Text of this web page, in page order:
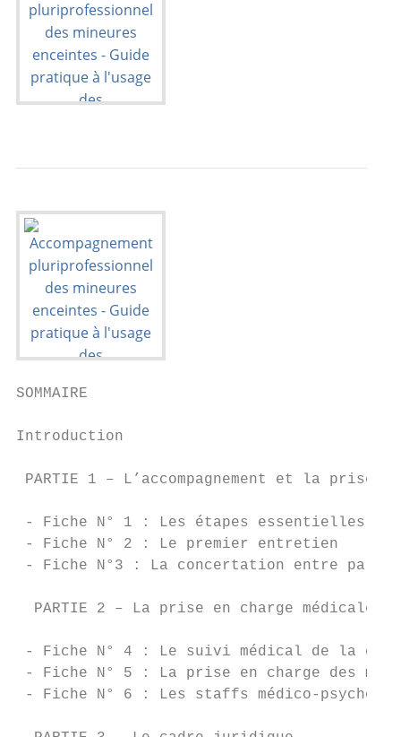
SOMMAIRE
Introduction
PARTIE 1 – L’accompagnement et la prise
- Fiche N° 1 : Les étapes
- Fiche N° 2 : Le premier
- Fiche N°3 : La concertation
  PARTIE 2 – La prise en charge médicale
- Fiche N° 4 : Le suivi médical de
- Fiche N° 5 : La prise en charge des
- Fiche N° 6 : Les staffs médico-